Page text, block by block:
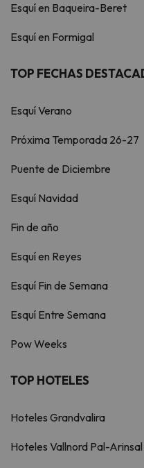
Esquí en Baqueira-Beret
Esquí en Formigal
TOP FECHAS
Esquí Verano
Próxima Temporada 26-27
Puente de Diciembre
Esquí Navidad
Fin de año
Esquí en Reyes
Esquí Fin de Semana
Esquí Entre Semana
Pow Weeks
TOP HOTELES
Hoteles Grandvalira
Hoteles Vallnord Pal-Arinsal